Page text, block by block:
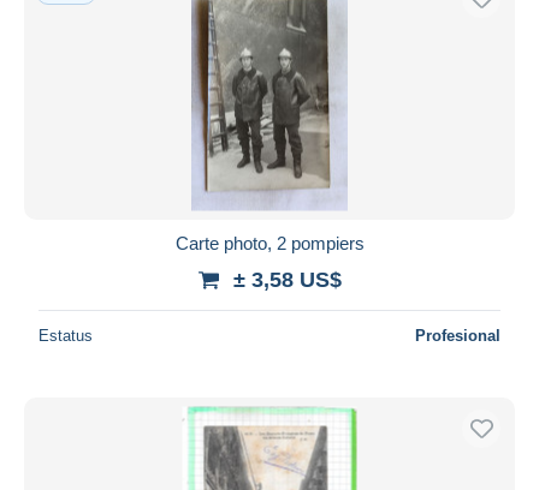
Carte photo, 2 pompiers
± 3,58 US$
Estatus Profesional